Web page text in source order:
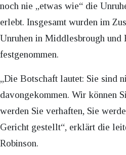
noch nie „etwas wie“ die
erlebt. Insgesamt wurden im
Unruhen in Middlesbrough und
festgenommen.
„Die Botschaft lautet: Sie sind
davongekommen. Wir können
werden Sie verhaften, Sie
Gericht gestellt“, erklärt die
Robinson.